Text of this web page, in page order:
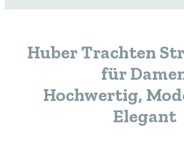
Huber Trachten
für
Hochwertig,
Elegant